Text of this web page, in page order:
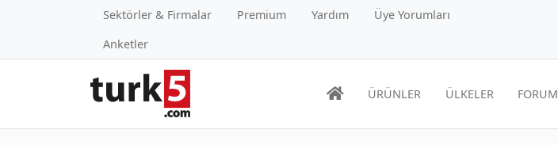
Sektörler & Firmalar Premium Yardım
Üye Yorumları
Anketler
ÜRÜNLER ÜLKELER FORUM